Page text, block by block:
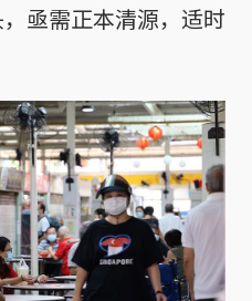
亟需正本清源，适时